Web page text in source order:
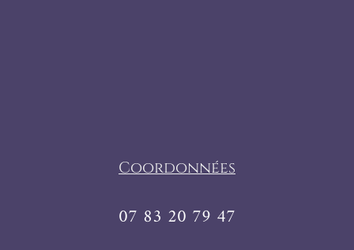
Coordonnées
07 83 20 79 47